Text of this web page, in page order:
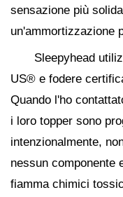
sensazione più
un'ammortizzazione
Sleepyhead
US® e fodere
Quando l'ho
i loro topper sono
intenzionalmente,
nessun componente
fiamma chimici